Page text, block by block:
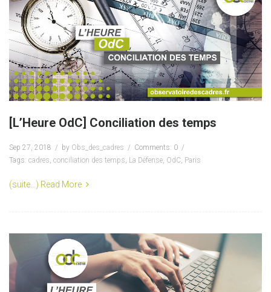
[L’Heure OdC] Conciliation des temps
Sep 27, 2018 by Obs_des_cadres
Comments: 0
Tags: cadres, conciliation des temps, La Défense, OdC, Paris
(suite…) Read More